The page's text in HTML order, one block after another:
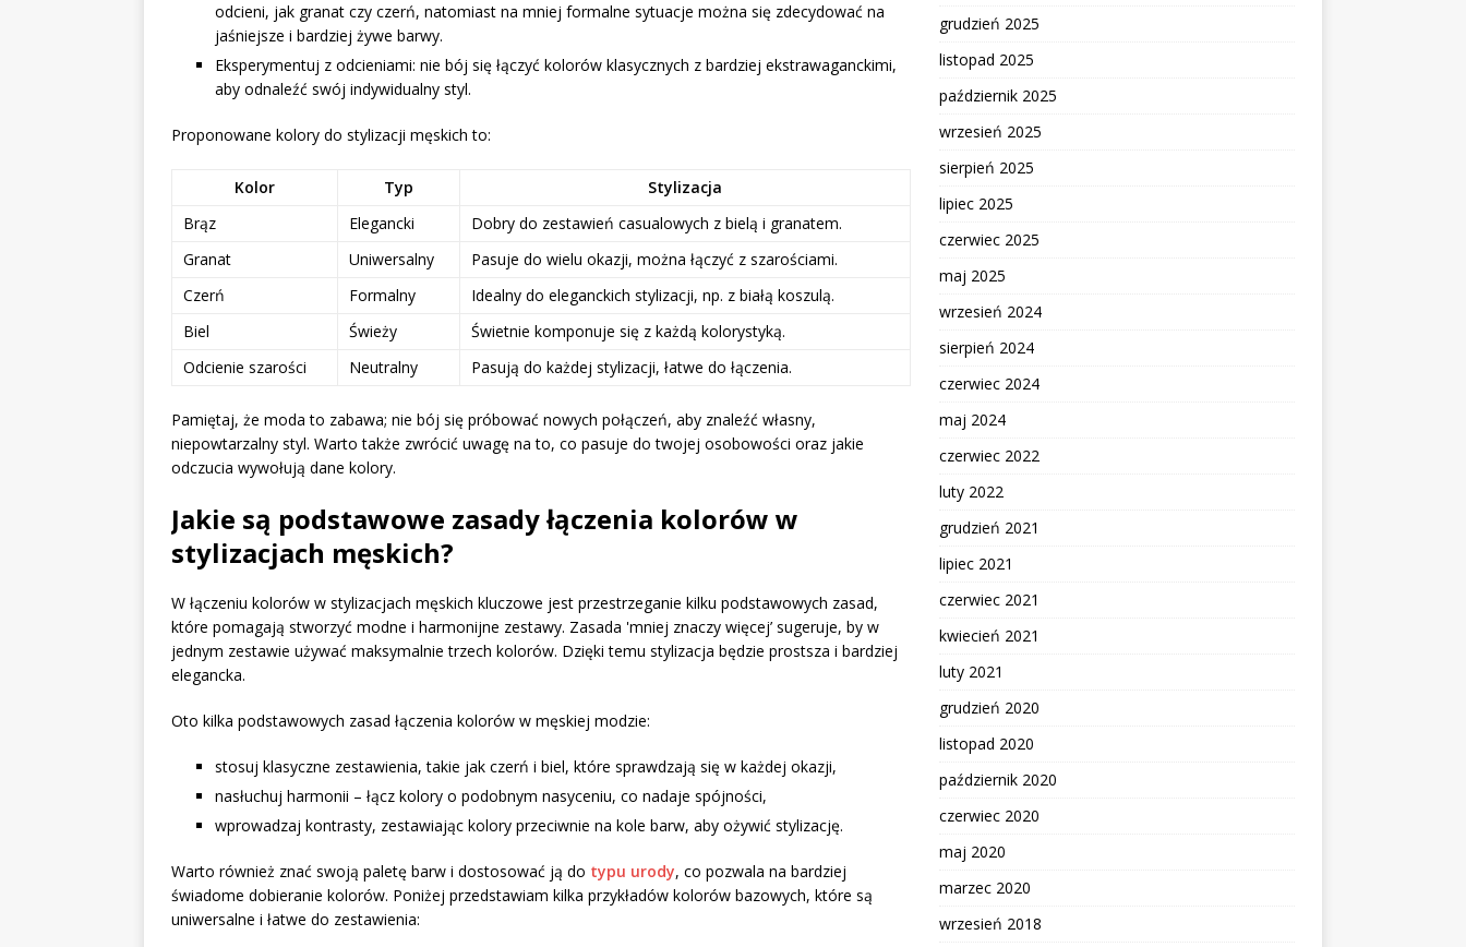
odcieni, jak granat czy czerń, natomiast na mniej formalne sytuacje można się zdecydować na
jaśniejsze i bardziej żywe barwy.
Eksperymentuj z odcieniami: nie bój się łączyć kolorów klasycznych z bardziej ekstrawaganckimi,
aby odnaleźć swój indywidualny styl.
Proponowane kolory do stylizacji męskich to:
Kolor Typ
Stylizacja
Brąz
Elegancki
Dobry do zestawień casualowych z bielą i granatem.
Granat
Uniwersalny
Pasuje do wielu okazji, można łączyć z szarościami.
Czerń
Formalny
Idealny do eleganckich stylizacji, np. z białą koszulą.
Biel
Świeży
Świetnie komponuje się z każdą kolorystyką.
Odcienie szarości
Neutralny Pasują do każdej stylizacji, łatwe do łączenia.
Pamiętaj, że moda to zabawa; nie bój się próbować nowych połączeń, aby znaleźć własny,
niepowtarzalny styl. Warto także zwrócić uwagę na to, co pasuje do twojej osobowości oraz jakie
odczucia wywołują dane kolory.
Jakie są podstawowe zasady łączenia kolorów w
stylizacjach męskich?
W łączeniu kolorów w stylizacjach męskich kluczowe jest przestrzeganie kilku podstawowych zasad,
które pomagają stworzyć modne i harmonijne zestawy. Zasada 'mniej znaczy więcej’ sugeruje, by w
jednym zestawie używać maksymalnie trzech kolorów. Dzięki temu stylizacja będzie prostsza i bardziej
elegancka.
Oto kilka podstawowych zasad łączenia kolorów w męskiej modzie:
stosuj klasyczne zestawienia, takie jak czerń i biel, które sprawdzają się w każdej okazji,
nasłuchuj harmonii – łącz kolory o podobnym nasyceniu, co nadaje spójności,
wprowadzaj kontrasty, zestawiając kolory przeciwnie na kole barw, aby ożywić stylizację.
Warto również znać swoją paletę barw i dostosować ją do typu urody, co pozwala na bardziej
świadome dobieranie kolorów. Poniżej przedstawiam kilka przykładów kolorów bazowych, które są
uniwersalne i łatwe do zestawienia:
grudzień 2025
listopad 2025
październik 2025
wrzesień 2025
sierpień 2025
lipiec 2025
czerwiec 2025
maj 2025
wrzesień 2024
sierpień 2024
czerwiec 2024
maj 2024
czerwiec 2022
luty 2022
grudzień 2021
lipiec 2021
czerwiec 2021
kwiecień 2021
luty 2021
grudzień 2020
listopad 2020
październik 2020
czerwiec 2020
maj 2020
marzec 2020
wrzesień 2018